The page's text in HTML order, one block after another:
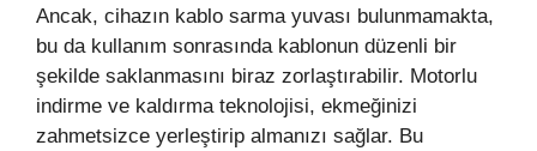
Ancak, cihazın kablo sarma yuvası bulunmamakta,
bu da kullanım sonrasında kablonun düzenli bir
şekilde saklanmasını biraz zorlaştırabilir. Motorlu
indirme ve kaldırma teknolojisi, ekmeğinizi
zahmetsizce yerleştirip almanızı sağlar. Bu